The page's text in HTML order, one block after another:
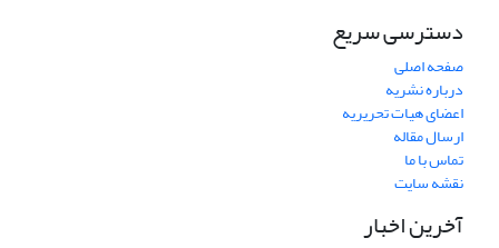
دسترسی سریع
صفحه اصلی
درباره نشریه
اعضای هیات تحریریه
ارسال مقاله
تماس با ما
نقشه سایت
آخرین اخبار